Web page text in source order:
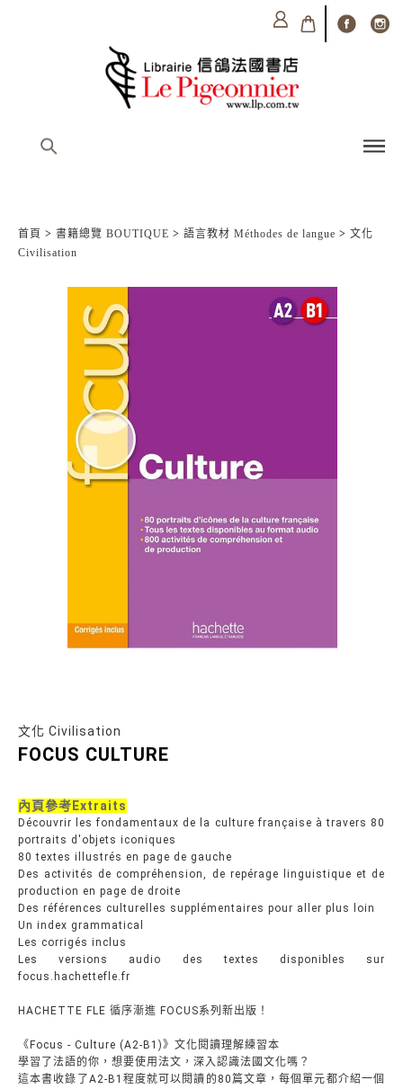
首頁 > 書籍總覽 BOUTIQUE > 語言教材 Méthodes de langue > 文化
Civilisation
文化 Civilisation
FOCUS CULTURE
內頁參考Extraits
Découvrir les fondamentaux de la culture française à travers 80
portraits d'objets iconiques
80 textes illustrés en page de gauche
Des activités de compréhension, de repérage linguistique et de
production en page de droite
Des références culturelles supplémentaires pour aller plus loin
Un index grammatical
Les corrigés inclus
Les versions audio des textes disponibles sur
focus.hachettefle.fr
HACHETTE FLE 循序漸進 FOCUS系列新出版！
《Focus - Culture (A2-B1)》文化閱讀理解練習本
學習了法語的你，想要使用法文，深入認識法國文化嗎？
這本書收錄了A2-B1程度就可以閱讀的80篇文章，每個單元都介紹一個